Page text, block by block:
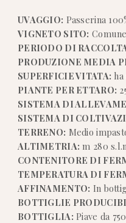
UVAGGIO: Passerina
VIGNETO SITO:
PERIODO DI
PRODUZIONE MEDIA
SUPERFICIE VITATA:
PIANTE PER ETTARO:
SISTEMA DI
SISTEMA DI
TERRENO: Medio
ALTIMETRIA: m 280
CONTENITORE DI
TEMPERATURA DI
AFFINAMENTO: In
BOTTIGLIE
BOTTIGLIA: Piave da